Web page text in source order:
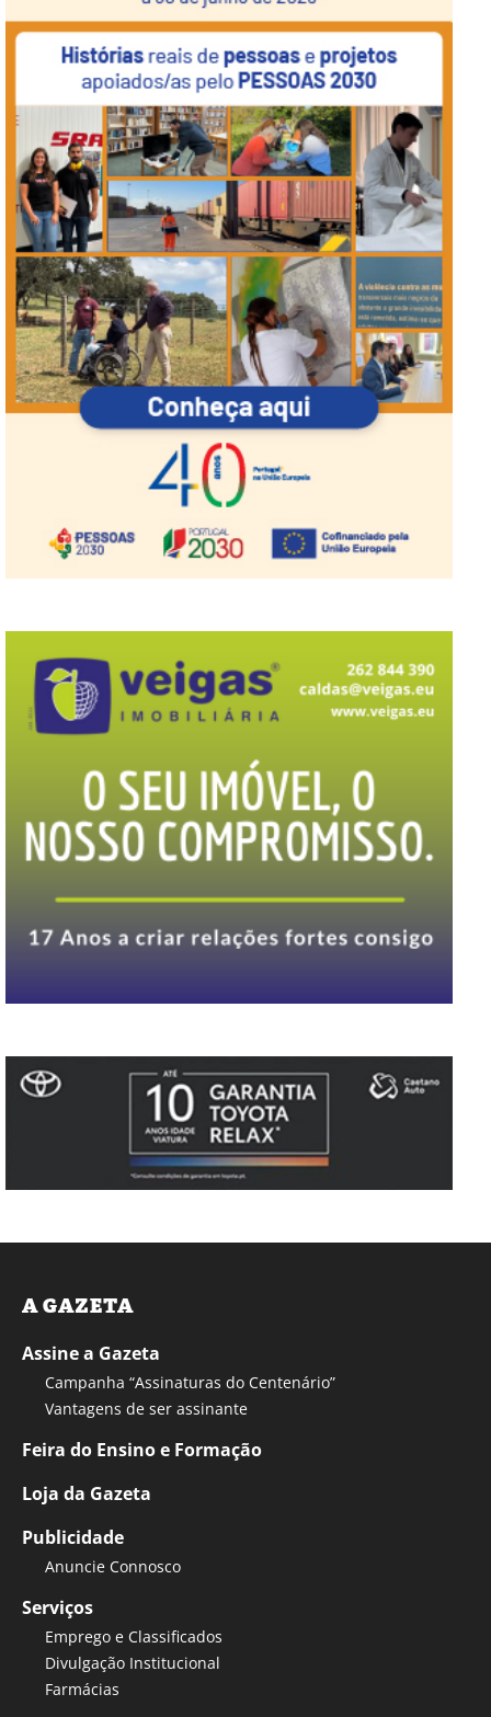
A GAZETA
Assine a Gazeta
Campanha “Assinaturas do Centenário”
Vantagens de ser assinante
Feira do Ensino e Formação
Loja da Gazeta
Publicidade
Anuncie Connosco
Serviços
Emprego e Classificados
Divulgação Institucional
Farmácias